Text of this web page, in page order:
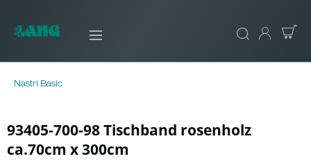
Nastri Basic
93405-700-98 Tischband rosenholz
ca.70cm x 300cm